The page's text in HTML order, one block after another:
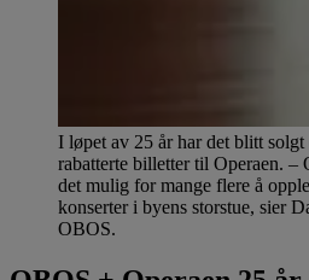
I løpet av 25 år har det blitt
rabatterte billetter til Operaen. –
det mulig for mange flere å
konserter i byens storstue, sier
OBOS.